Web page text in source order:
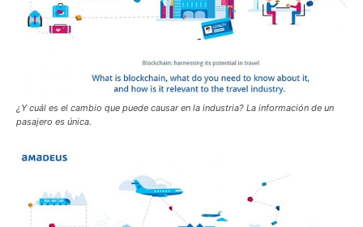
¿Y cuál es el cambio que puede causar en la industria? La información de un
pasajero es única.